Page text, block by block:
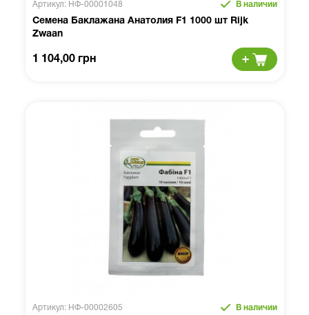
Артикул: НФ-00001048 В наличии
Семена Баклажана Анатолия F1 1000 шт Rijk
Zwaan
1 104,00 грн
Артикул: НФ-00002605 В наличии